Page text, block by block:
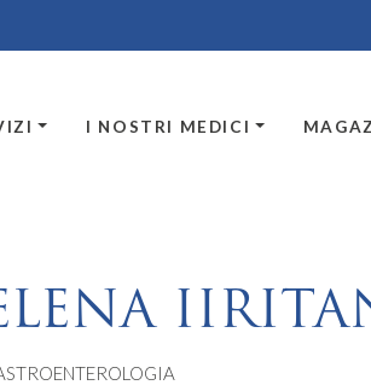
I NOSTRI MEDICI